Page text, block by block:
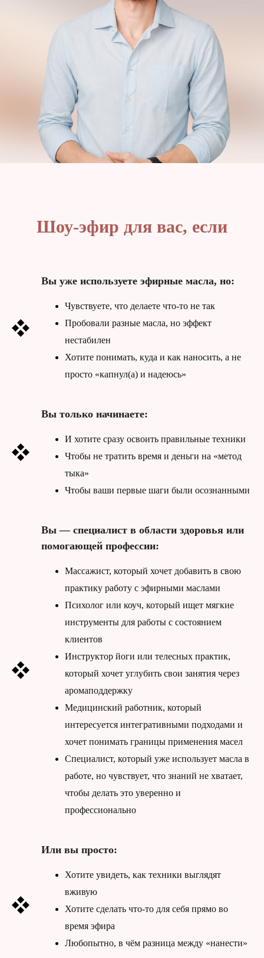
Шоу-эфир для вас, если
Вы уже используете эфирные масла, но:
Чувствуете, что делаете что-то не так
Пробовали разные масла, но эффект
нестабилен
Хотите понимать, куда и как наносить, а не
просто «капнул(а) и надеюсь»
Вы только начинаете:
И хотите сразу освоить правильные техники
Чтобы не тратить время и деньги на «метод
тыка»
Чтобы ваши первые шаги были осознанными
Вы — специалист в области здоровья или
помогающей профессии:
Массажист, который хочет добавить в свою
практику работу с эфирными маслами
Психолог или коуч, который ищет мягкие
инструменты для работы с состоянием
клиентов
Инструктор йоги или телесных практик,
который хочет углубить свои занятия через
аромаподдержку
Медицинский работник, который
интересуется интегративными подходами и
хочет понимать границы применения масел
Специалист, который уже использует масла в
работе, но чувствует, что знаний не хватает,
чтобы делать это уверенно и
профессионально
Или вы просто:
Хотите увидеть, как техники выглядят
вживую
Хотите сделать что-то для себя прямо во
время эфира
Любопытно, в чём разница между «нанести»